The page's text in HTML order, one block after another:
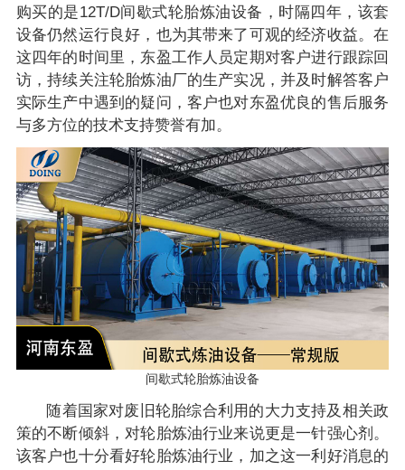
购买的是12T/D间歇式轮胎炼油设备，时隔四年，该套
设备仍然运行良好，也为其带来了可观的经济收益。在
这四年的时间里，东盈工作人员定期对客户进行跟踪回
访，持续关注轮胎炼油厂的生产实况，并及时解答客户
实际生产中遇到的疑问，客户也对东盈优良的售后服务
与多方位的技术支持赞誉有加。
间歇式轮胎炼油设备
随着国家对废旧轮胎综合利用的大力支持及相关政
策的不断倾斜，对轮胎炼油行业来说更是一针强心剂。
该客户也十分看好轮胎炼油行业，加之这一利好消息的